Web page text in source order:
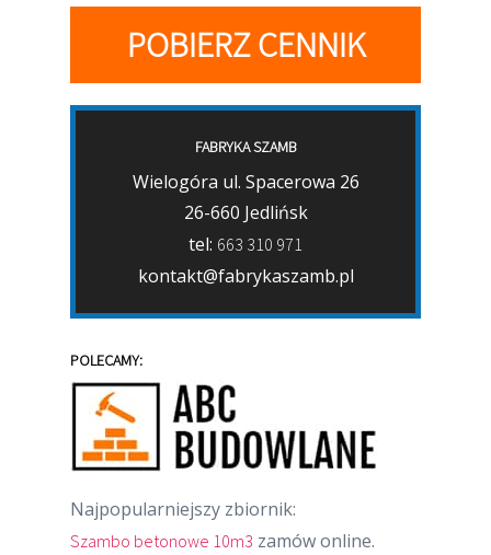
POBIERZ CENNIK
FABRYKA SZAMB
Wielogóra ul. Spacerowa 26
26-660 Jedlińsk
tel: 663 310 971
kontakt@fabrykaszamb.pl
POLECAMY:
Najpopularniejszy zbiornik:
Szambo betonowe 10m3 zamów online.